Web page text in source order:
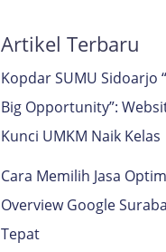
Artikel Terbaru
Kopdar SUMU Sidoarjo
Big Opportunity”:
Kunci UMKM Naik Kelas
Cara Memilih Jasa
Overview Google
Tepat